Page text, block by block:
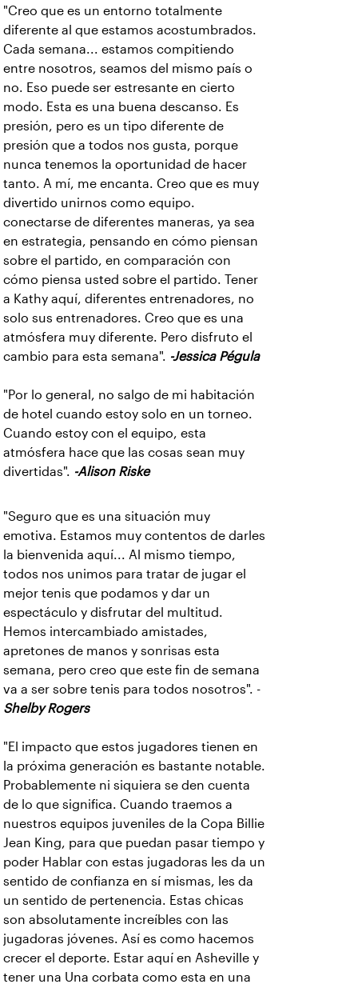
"Creo que es un entorno totalmente
diferente al que estamos acostumbrados.
Cada semana... estamos compitiendo
entre nosotros, seamos del mismo país o
no. Eso puede ser estresante en cierto
modo. Esta es una buena descanso. Es
presión, pero es un tipo diferente de
presión que a todos nos gusta, porque
nunca tenemos la oportunidad de hacer
tanto. A mí, me encanta. Creo que es muy
divertido unirnos como equipo.
conectarse de diferentes maneras, ya sea
en estrategia, pensando en cómo piensan
sobre el partido, en comparación con
cómo piensa usted sobre el partido. Tener
a Kathy aquí, diferentes entrenadores, no
solo sus entrenadores. Creo que es una
atmósfera muy diferente. Pero disfruto el
cambio para esta semana". -Jessica Pégula
"Por lo general, no salgo de mi habitación
de hotel cuando estoy solo en un torneo.
Cuando estoy con el equipo, esta
atmósfera hace que las cosas sean muy
divertidas". -Alison Riske
"Seguro que es una situación muy
emotiva. Estamos muy contentos de darles
la bienvenida aquí... Al mismo tiempo,
todos nos unimos para tratar de jugar el
mejor tenis que podamos y dar un
espectáculo y disfrutar del multitud.
Hemos intercambiado amistades,
apretones de manos y sonrisas esta
semana, pero creo que este fin de semana
va a ser sobre tenis para todos nosotros". -
Shelby Rogers
"El impacto que estos jugadores tienen en
la próxima generación es bastante notable.
Probablemente ni siquiera se den cuenta
de lo que significa. Cuando traemos a
nuestros equipos juveniles de la Copa Billie
Jean King, para que puedan pasar tiempo y
poder Hablar con estas jugadoras les da un
sentido de confianza en sí mismas, les da
un sentido de pertenencia. Estas chicas
son absolutamente increíbles con las
jugadoras jóvenes. Así es como hacemos
crecer el deporte. Estar aquí en Asheville y
tener una Una corbata como esta en una